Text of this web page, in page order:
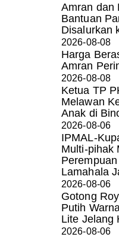
Amran dan
Bantuan
Disalurkan
2026-08-08
Harga
Amran
2026-08-08
Ketua TP
Melawan
Anak di
2026-08-06
IPMAL-
Multi-pihak
Lamahala
2026-08-06
Gotong
Putih
Lite Jelang
2026-08-06